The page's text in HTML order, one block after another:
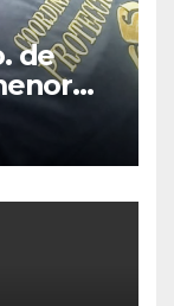
de
una